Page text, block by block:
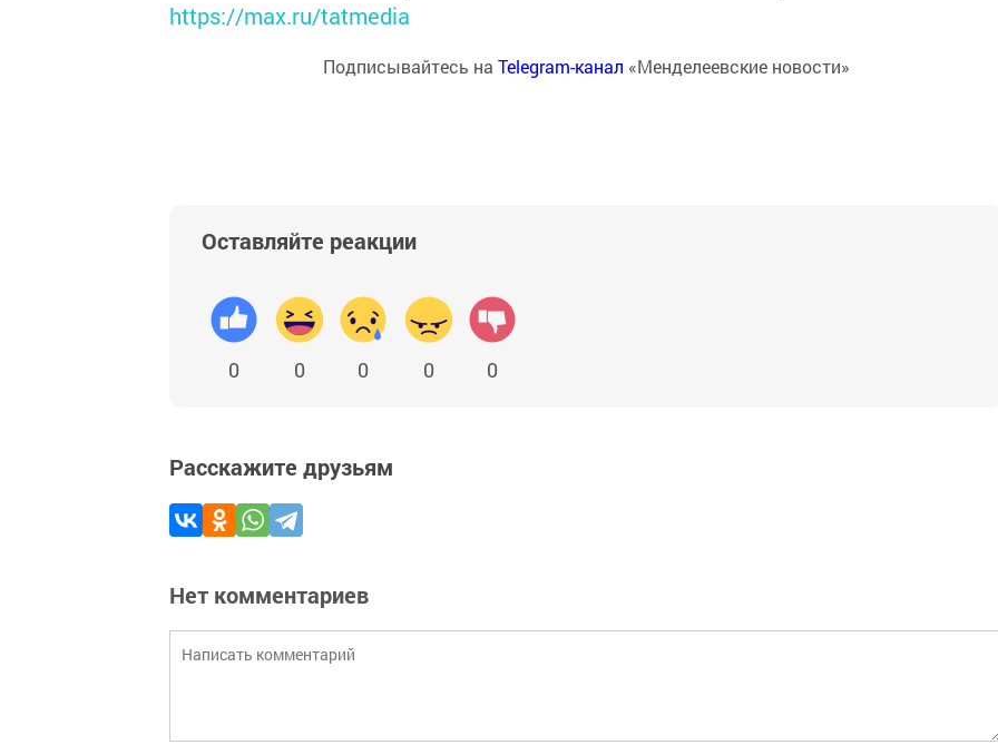
https://max.ru/tatmedia
Подписывайтесь на Telegram-канал «Менделеевские новости»
Оставляйте реакции
0 0 0 0 0
Расскажите друзьям
Нет комментариев